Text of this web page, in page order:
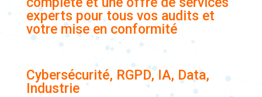
experts pour tous vos audits et
votre mise en conformité
Cybersécurité, RGPD, IA, Data,
Industrie